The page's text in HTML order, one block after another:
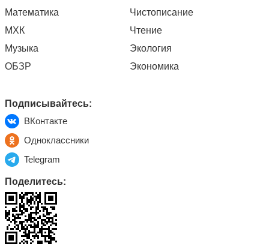
Математика
МХК
Музыка
ОБЗР
Чистописание
Чтение
Экология
Экономика
Подписывайтесь:
ВКонтакте
Одноклассники
Telegram
Поделитесь: